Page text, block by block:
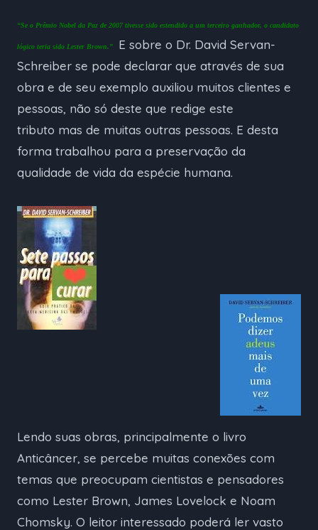
“Se o Prêmio Nobel da Paz de 2007 tivesse sido estendido a um terceiro ganhador, o candidato
lógico teria sido Lester Brown.”
E sobre o Dr. David Servan-
Schreiber se pode declarar que através de sua
obra e de seu exemplo auxiliou muitos clientes e
pessoas, não só deste que redige este
tributo mas de muitas outras pessoas. E desta
forma trabalhou para a preservação da
qualidade de vida da espécie humana.
Lendo suas obras, principalmente o livro
Anticâncer, se percebe muitas conexões com
temas que preocupam cientistas e pensadores
como Lester Brown, James Lovelock e Noam
Chomsky. O leitor interessado poderá ler vasto